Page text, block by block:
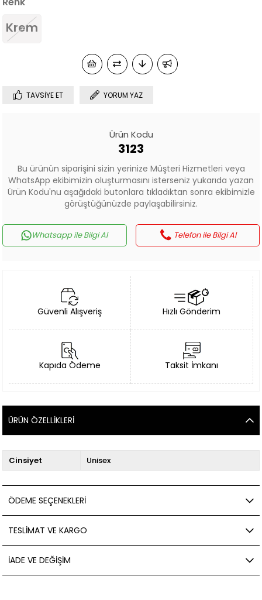
Krem
TAVSIYE ET YORUM YAZ
Ürün Kodu
3123
Bu ürünün siparişini sizin yerinize Müşteri Hizmetleri veya
WhatsApp ekibimizin oluşturmasını isterseniz yukarıda yazan
Ürün Kodu'nu aşağıdaki butonlara tıkladıktan sonra ekibimizle
görüştüğünüzde paylaşabilirsiniz.
Whatsapp ile Bilgi Al Telefon ile Bilgi Al
Güvenli Alışveriş Hızlı Gönderim
Kapıda Ödeme Taksit İmkanı
ÜRÜN ÖZELLIKLERI
Cinsiyet Unisex
ÖDEME SEÇENEKLERI
TESLIMAT VE KARGO
İADE VE DEĞIŞIM